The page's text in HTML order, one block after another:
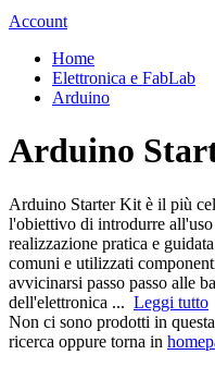
Account
Home
Elettronica e FabLab
Arduino
Arduino
Arduino Starter Kit è il più
l'obiettivo di introdurre
realizzazione pratica e
comuni e utilizzati
avvicinarsi passo passo alle
dell'elettronica ... Leggi tutto
Non ci sono prodotti in
ricerca oppure torna in